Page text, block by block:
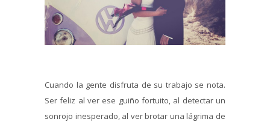
Cuando la gente disfruta de su trabajo se nota.
Ser feliz al ver ese guiño fortuito, al detectar un
sonrojo inesperado, al ver brotar una lágrima de